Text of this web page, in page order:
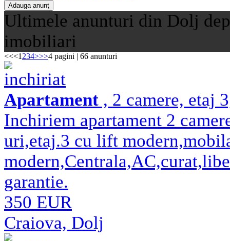
Ultimele anunturi din Dolj
imobiliari
<<<1 234>>>4 pagini | 66 anunturi
inchiriat
Apartament , 2 camere, etaj
Inchiriem apartament 2
uri,etaj.3 cu lift
garantie.
350 EUR
Craiova, Dolj